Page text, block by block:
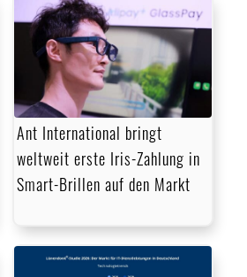
Ant International bringt
weltweit erste Iris-Zahlung in
Smart-Brillen auf den Markt